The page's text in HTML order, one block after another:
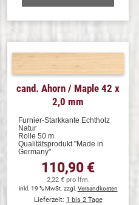
cand. Ahorn / Maple 42 x
2,0 mm
Furnier-Starkkante Echtholz
Natur
Rolle 50 m
Qualitätsprodukt "Made in
Germany"
110,90 €
2,22 € pro lfm.
inkl. 19 % MwSt. zzgl. Versandkosten
Lieferzeit: 1 bis 2 Tage